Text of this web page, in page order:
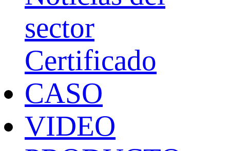
sector
Certificado
CASO
VIDEO